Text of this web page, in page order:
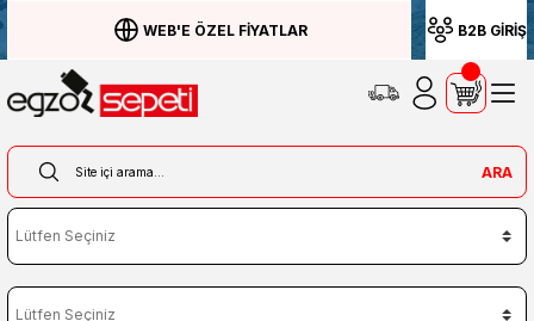
WEB'E ÖZEL FİYATLAR B2B GİRİŞ
ARA